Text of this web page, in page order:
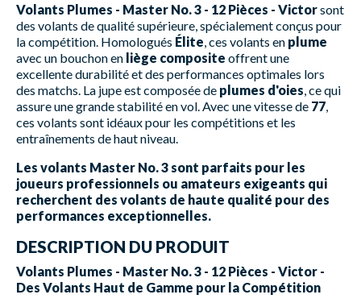
Volants Plumes - Master No. 3 - 12 Pièces - Victorsont
des volants de qualité supérieure, spécialement conçus pour
la compétition. Homologués Élite , ces volants en plume
avec un bouchon en liège composite offrent une
excellente durabilité et des performances optimales lors
des matchs. La jupe est composée de plumes d'oies , ce qui
assure une grande stabilité en vol. Avec une vitesse de 77
ces volants sont idéaux pour les compétitions et les
entraînements de haut niveau.
Les volants Master No. 3 sont parfaits pour les
joueurs professionnels ou amateurs exigeants qui
recherchent des volants de haute qualité pour des
performances exceptionnelles.
DESCRIPTION DU PRODUIT
Volants Plumes - Master No. 3 - 12 Pièces - Victor -
Des Volants Haut de Gamme pour la Compétition